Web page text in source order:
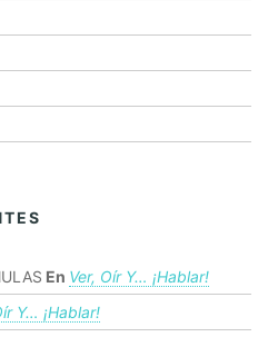
En Ver, Oír Y… ¡hablar!
Y… ¡hablar!